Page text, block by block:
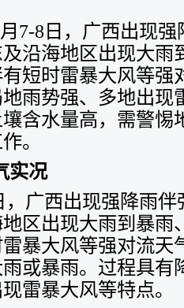
7-8日，广西出现
沿海地区出现大雨
短时雷暴大风等强
雨势强、多地出现
含水量高，需警惕
。
实况
，广西出现强降雨
区出现大雨到暴雨
暴大风等强对流天
或暴雨。过程具有
雷暴大风等特点。